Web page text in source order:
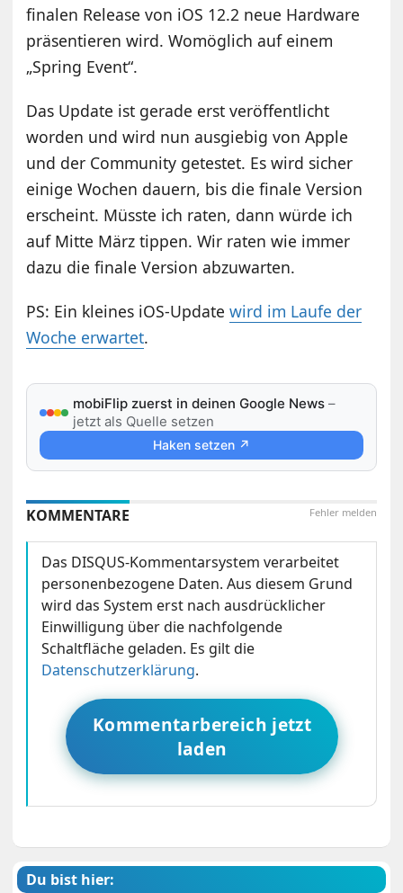
finalen Release von iOS 12.2 neue Hardware
präsentieren wird. Womöglich auf einem
„Spring Event“.
Das Update ist gerade erst veröffentlicht
worden und wird nun ausgiebig von Apple
und der Community getestet. Es wird sicher
einige Wochen dauern, bis die finale Version
erscheint. Müsste ich raten, dann würde ich
auf Mitte März tippen. Wir raten wie immer
dazu die finale Version abzuwarten.
PS: Ein kleines iOS-Updatewird im Laufe der
Woche erwartet.
mobiFlip zuerst in deinen Google News –
jetzt als Quelle setzen
Haken setzen ↗
Fehler melden
KOMMENTARE
Das DISQUS-Kommentarsystem verarbeitet
personenbezogene Daten. Aus diesem Grund
wird das System erst nach ausdrücklicher
Einwilligung über die nachfolgende
Schaltfläche geladen. Es gilt die
Datenschutzerklärung.
Kommentarbereich jetzt
laden
Du bist hier: